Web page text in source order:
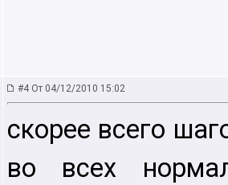
#4 От 04/12/2010 15:02
скорее всего
во всех